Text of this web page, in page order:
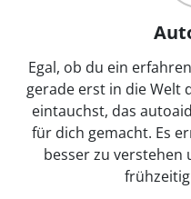
Egal, ob du ein
gerade erst in die Welt
eintauchst, das
für dich gemacht. Es
besser zu verstehen